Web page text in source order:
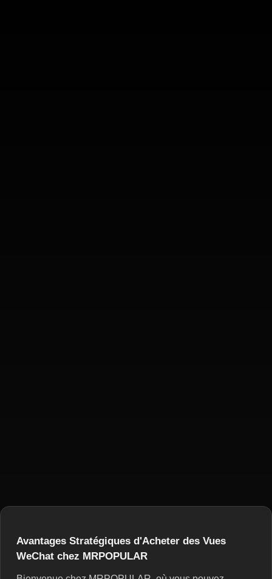
Avantages Stratégiques d'Acheter des Vues
WeChat chez MRPOPULAR